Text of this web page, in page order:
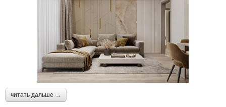
читать дальше →